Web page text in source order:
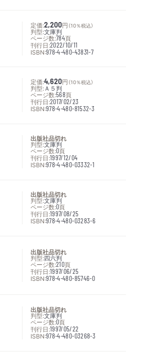
定価:2,200円 （10％税込）
判型:文庫判
ページ数:784頁
刊行日:2022/10/11
ISBN:978-4-480-43831-7
定価:4,620円 （10％税込）
判型: Ａ５判
ページ数:568頁
刊行日:2017/02/23
ISBN:978-4-480-81532-3
出版社品切れ
判型:文庫判
ページ数:0頁
刊行日:1997/12/04
ISBN:978-4-480-03332-1
出版社品切れ
判型:文庫判
ページ数:0頁
刊行日:1997/08/25
ISBN:978-4-480-03283-6
出版社品切れ
判型:四六判
ページ数:210頁
刊行日:1997/06/25
ISBN:978-4-480-85746-0
出版社品切れ
判型:文庫判
ページ数:0頁
刊行日:1997/05/22
ISBN:978-4-480-03268-3